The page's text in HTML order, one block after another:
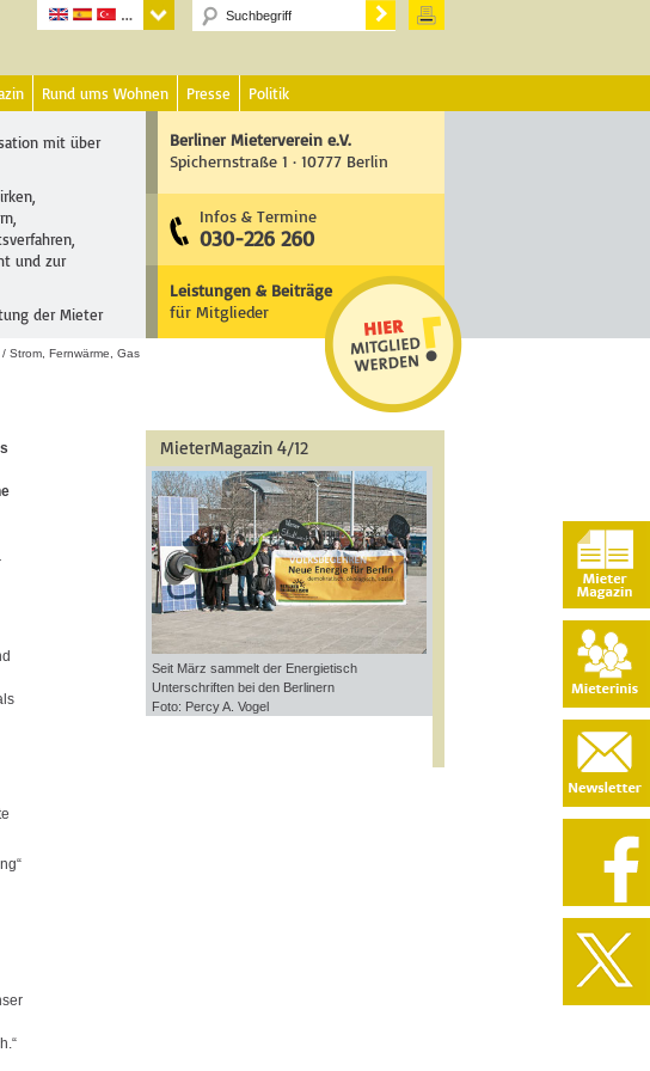
Rund ums Wohnen Presse Politik
mit über
und zur
der Mieter
Berliner Mieterverein e.V.
Spichernstraße 1 · 10777 Berlin
Infos & Termine
030-226 260
Leistungen & Beiträge
für Mitglieder
/ Strom, Fernwärme, Gas
MieterMagazin 4/12
Seit März sammelt der Energietisch
Unterschriften bei den Berlinern
Foto: Percy A. Vogel